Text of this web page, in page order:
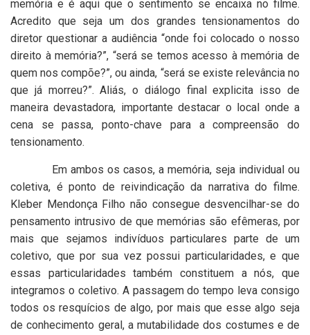
memória e é aqui que o sentimento se encaixa no filme.
Acredito que seja um dos grandes tensionamentos do
diretor questionar a audiência “onde foi colocado o nosso
direito à memória?”, “será se temos acesso à memória de
quem nos compõe?”, ou ainda, “será se existe relevância no
que já morreu?”. Aliás, o diálogo final explicita isso de
maneira devastadora, importante destacar o local onde a
cena se passa, ponto-chave para a compreensão do
tensionamento.
Em ambos os casos, a memória, seja individual ou
coletiva, é ponto de reivindicação da narrativa do filme.
Kleber Mendonça Filho não consegue desvencilhar-se do
pensamento intrusivo de que memórias são efêmeras, por
mais que sejamos indivíduos particulares parte de um
coletivo, que por sua vez possui particularidades, e que
essas particularidades também constituem a nós, que
integramos o coletivo. A passagem do tempo leva consigo
todos os resquícios de algo, por mais que esse algo seja
de conhecimento geral, a mutabilidade dos costumes e de